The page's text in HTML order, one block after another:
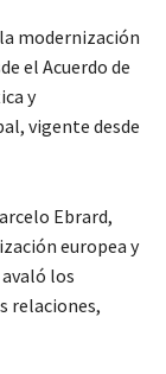
modernización
el Acuerdo de
y
vigente desde
Ebrard,
europea y
los
relaciones,